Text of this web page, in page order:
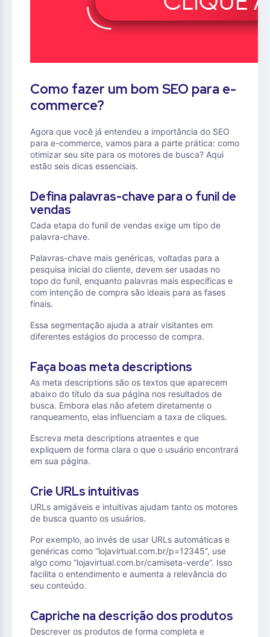
Como fazer um bom SEO para e-
commerce?
Agora que você já entendeu a importância do SEO
para e-commerce, vamos para a parte prática: como
otimizar seu site para os motores de busca? Aqui
estão seis dicas essenciais.
Defina palavras-chave para o funil de
vendas
Cada etapa do funil de vendas exige um tipo de
palavra-chave.
Palavras-chave mais genéricas, voltadas para a
pesquisa inicial do cliente, devem ser usadas no
topo do funil, enquanto palavras mais específicas e
com intenção de compra são ideais para as fases
finais.
Essa segmentação ajuda a atrair visitantes em
diferentes estágios do processo de compra.
Faça boas meta descriptions
As meta descriptions são os textos que aparecem
abaixo do título da sua página nos resultados de
busca. Embora elas não afetem diretamente o
ranqueamento, elas influenciam a taxa de cliques.
Escreva meta descriptions atraentes e que
expliquem de forma clara o que o usuário encontrará
em sua página.
Crie URLs intuitivas
URLs amigáveis e intuitivas ajudam tanto os motores
de busca quanto os usuários.
Por exemplo, ao invés de usar URLs automáticas e
genéricas como “lojavirtual.com.br/p=12345”, use
algo como “lojavirtual.com.br/camiseta-verde”. Isso
facilita o entendimento e aumenta a relevância do
seu conteúdo.
Capriche na descrição dos produtos
Descrever os produtos de forma completa e